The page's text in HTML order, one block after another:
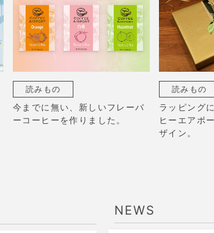
読みもの
今までに無い、新しいフレーバ
ーコーヒーを作りました。
読みもの
ラッピング
ヒーエアポ
ザイン。
NEWS